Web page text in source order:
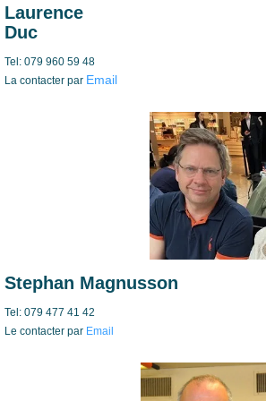
Laurence
Duc
Tel: 079 960 59 48
La contacter par Email
Stephan Magnusson
Tel: 079 477 41 42
Le contacter par Email